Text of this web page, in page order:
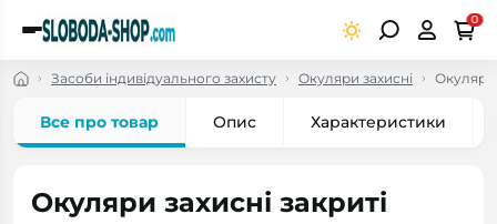
0
Засоби індивідуального захисту Окуляри захисні Окуляри
Все про товар Опис Характеристики
Окуляри захисні закриті